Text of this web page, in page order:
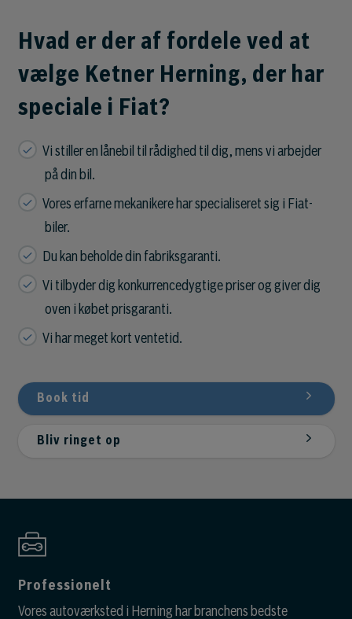
Hvad er der af fordele ved at
vælge Ketner Herning, der har
speciale i Fiat?
Vi stiller en lånebil til rådighed til dig, mens vi arbejder
på din bil.
Vores erfarne mekanikere har specialiseret sig i Fiat-
biler.
Du kan beholde din fabriksgaranti.
Vi tilbyder dig konkurrencedygtige priser og giver dig
oven i købet prisgaranti.
Vi har meget kort ventetid.
Book tid
Bliv ringet op
Professionelt
Vores autoværksted i Herning har branchens bedste